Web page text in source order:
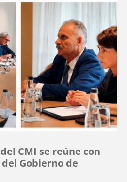
CMI se reúne con
Gobierno de